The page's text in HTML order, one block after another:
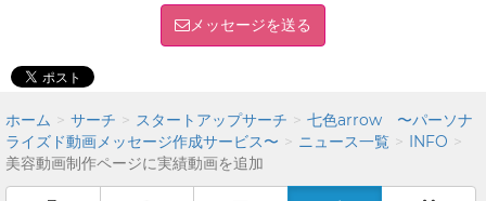
メッセージを送る
ホーム サーチ スタートアップサーチ
七色arrow 〜パーソナ
ライズド動画メッセージ作成サービス〜
ニュース一覧
INFO
美容動画制作ページに実績動画を追加